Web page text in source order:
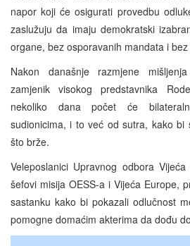
napor koji će osigurati provedbu
zaslužuju da imaju demokratski
organe, bez osporavanih mandata i
Nakon današnje razmjene
zamjenik visokog predstavnika
nekoliko dana počet će
sudionicima, i to već od sutra, kako bi
što brže.
Veleposlanici Upravnog odbora
šefovi misija OESS-a i Vijeća Europe,
sastanku kako bi pokazali odlučnost
pomogne domaćim akterima da dođu